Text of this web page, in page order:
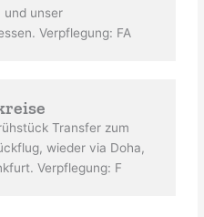
und unser
Verpflegung: FA
Transfer zum
wieder via Doha,
Verpflegung: F